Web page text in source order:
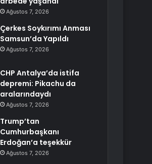
Ağustos 7, 2026
Çerkes Soykırımı Anması
Samsun’da Yapıldı
Ağustos 7, 2026
CHP Antalya’da istifa
depremi: Pikachu da
aralarındaydı
Ağustos 7, 2026
Trump’tan
Cumhurbaşkanı
Erdoğan’a teşekkür
Ağustos 7, 2026